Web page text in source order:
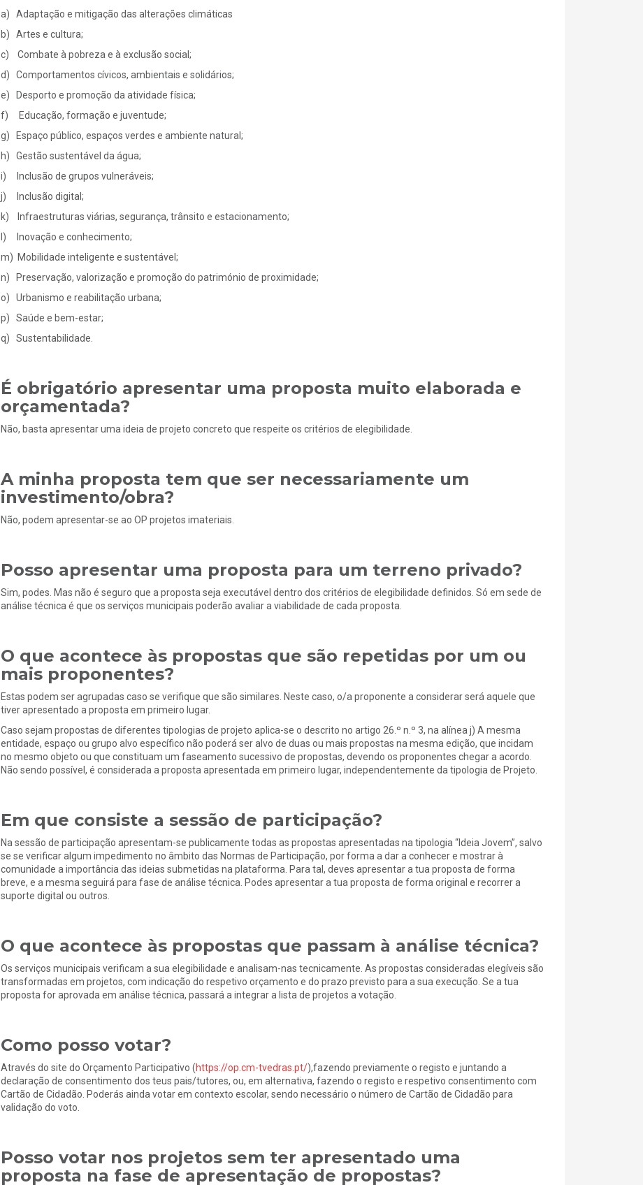
a) Adaptação e mitigação das alterações climáticas
b) Artes e cultura;
c) Combate à pobreza e à exclusão social;
d) Comportamentos cívicos, ambientais e solidários;
e) Desporto e promoção da atividade física;
f) Educação, formação e juventude;
g) Espaço público, espaços verdes e ambiente natural;
h) Gestão sustentável da água;
i) Inclusão de grupos vulneráveis;
j) Inclusão digital;
k) Infraestruturas viárias, segurança, trânsito e estacionamento;
l) Inovação e conhecimento;
m) Mobilidade inteligente e sustentável;
n) Preservação, valorização e promoção do património de proximidade;
o) Urbanismo e reabilitação urbana;
p) Saúde e bem-estar;
q) Sustentabilidade.
É obrigatório apresentar uma proposta muito elaborada e
orçamentada?
Não, basta apresentar uma ideia de projeto concreto que respeite os critérios de elegibilidade.
A minha proposta tem que ser necessariamente um
investimento/obra?
Não, podem apresentar-se ao OP projetos imateriais.
Posso apresentar uma proposta para um terreno privado?
Sim, podes. Mas não é seguro que a proposta seja executável dentro dos critérios de elegibilidade definidos. Só em sede de
análise técnica é que os serviços municipais poderão avaliar a viabilidade de cada proposta.
O que acontece às propostas que são repetidas por um ou
mais proponentes?
Estas podem ser agrupadas caso se verifique que são similares. Neste caso, o/a proponente a considerar será aquele que
tiver apresentado a proposta em primeiro lugar.
Caso sejam propostas de diferentes tipologias de projeto aplica-se o descrito no artigo 26.º n.º 3, na alínea j) A mesma
entidade, espaço ou grupo alvo específico não poderá ser alvo de duas ou mais propostas na mesma edição, que incidam
no mesmo objeto ou que constituam um faseamento sucessivo de propostas, devendo os proponentes chegar a acordo.
Não sendo possível, é considerada a proposta apresentada em primeiro lugar, independentemente da tipologia de Projeto.
Em que consiste a sessão de participação?
Na sessão de participação apresentam-se publicamente todas as propostas apresentadas na tipologia “Ideia Jovem”, salvo
se se verificar algum impedimento no âmbito das Normas de Participação, por forma a dar a conhecer e mostrar à
comunidade a importância das ideias submetidas na plataforma. Para tal, deves apresentar a tua proposta de forma
breve, e a mesma seguirá para fase de análise técnica. Podes apresentar a tua proposta de forma original e recorrer a
suporte digital ou outros.
O que acontece às propostas que passam à análise técnica?
Os serviços municipais verificam a sua elegibilidade e analisam-nas tecnicamente. As propostas consideradas elegíveis são
transformadas em projetos, com indicação do respetivo orçamento e do prazo previsto para a sua execução. Se a tua
proposta for aprovada em análise técnica, passará a integrar a lista de projetos a votação.
Como posso votar?
Através do site do Orçamento Participativo (https://op.cm-tvedras.pt/),fazendo previamente o registo e juntando a
declaração de consentimento dos teus pais/tutores, ou, em alternativa, fazendo o registo e respetivo consentimento com
Cartão de Cidadão. Poderás ainda votar em contexto escolar, sendo necessário o número de Cartão de Cidadão para
validação do voto.
Posso votar nos projetos sem ter apresentado uma
proposta na fase de apresentação de propostas?